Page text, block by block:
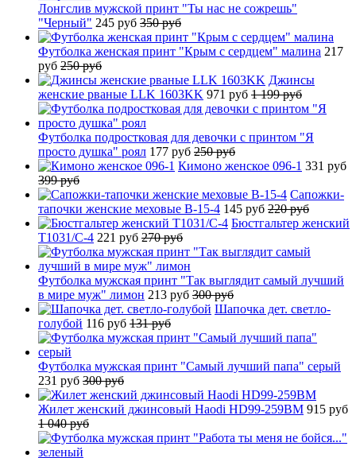
Лонгслив мужской принт "Ты нас не сожрешь"
"Черный" 245 руб 350 руб
Футболка женская принт "Крым с сердцем" малина 217
руб 250 руб
Джинсы
женские рваные LLK 1603KK 971 руб 1 199 руб
Футболка подростковая для девочки с принтом "Я
просто душка" роял 177 руб 250 руб
Кимоно женское 096-1 331 руб
399 руб
Сапожки-
тапочки женские меховые B-15-4 145 руб 220 руб
Бюстгальтер женский
T1031/C-4 221 руб 270 руб
Футболка мужская принт "Так выглядит самый лучший
в мире муж" лимон 213 руб 300 руб
Шапочка дет. светло-
голубой 116 руб 131 руб
Футболка мужская принт "Самый лучший папа" серый
231 руб 300 руб
Жилет женский джинсовый Haodi HD99-259BM 915 руб
1 040 руб